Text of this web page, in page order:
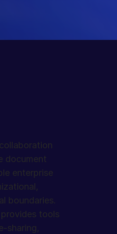
document
enterprise
boundaries.
tools
sharing,